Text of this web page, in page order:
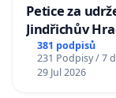
Petice za
Jindřichův
381 podpisů
231 Podpisy / 7
29 Jul 2026